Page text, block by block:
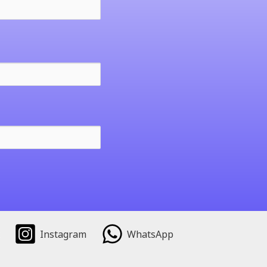
Instagram WhatsApp